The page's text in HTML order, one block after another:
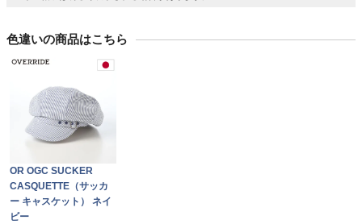
色違いの商品はこちら
OR OGC SUCKER
CASQUETTE（サッカ
ー キャスケット） ネイ
ビー